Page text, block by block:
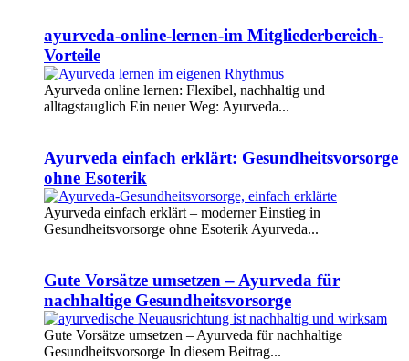
ayurveda-online-lernen-im Mitgliederbereich-
Vorteile
Ayurveda online lernen: Flexibel, nachhaltig und
alltagstauglich Ein neuer Weg: Ayurveda...
Ayurveda einfach erklärt: Gesundheitsvorsorge
ohne Esoterik
Ayurveda einfach erklärt – moderner Einstieg in
Gesundheitsvorsorge ohne Esoterik Ayurveda...
Gute Vorsätze umsetzen – Ayurveda für
nachhaltige Gesundheitsvorsorge
Gute Vorsätze umsetzen – Ayurveda für nachhaltige
Gesundheitsvorsorge In diesem Beitrag...